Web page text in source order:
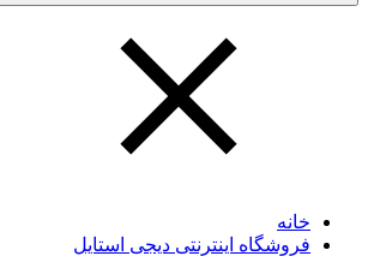
خانه
فروشگاه اینترنتی دیجی استایل